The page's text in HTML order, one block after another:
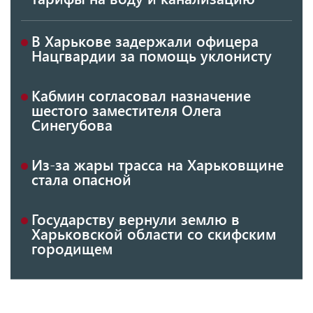
В Харькове задержали офицера
Нацгвардии за помощь уклонисту
Кабмин согласовал назначение
шестого заместителя Олега
Синегубова
Из-за жары трасса на Харьковщине
стала опасной
Государству вернули землю в
Харьковской области со скифским
городищем